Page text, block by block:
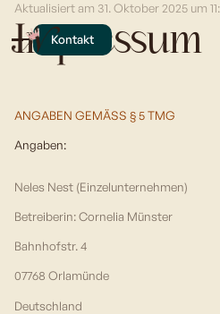
Kontakt
Aktualisiert am 31. Oktober 2025 um
Impressum
ANGABEN GEMÄSS § 5 TMG
Angaben:
Neles Nest (Einzelunternehmen)
Betreiberin: Cornelia Münster
Bahnhofstr. 4
07768 Orlamünde
Deutschland